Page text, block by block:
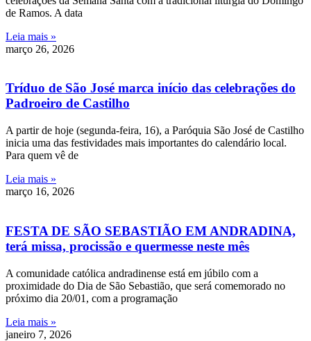
de Ramos. A data
Leia mais »
março 26, 2026
Tríduo de São José marca início das celebrações do
Padroeiro de Castilho
A partir de hoje (segunda-feira, 16), a Paróquia São José de Castilho
inicia uma das festividades mais importantes do calendário local.
Para quem vê de
Leia mais »
março 16, 2026
FESTA DE SÃO SEBASTIÃO EM ANDRADINA,
terá missa, procissão e quermesse neste mês
A comunidade católica andradinense está em júbilo com a
proximidade do Dia de São Sebastião, que será comemorado no
próximo dia 20/01, com a programação
Leia mais »
janeiro 7, 2026